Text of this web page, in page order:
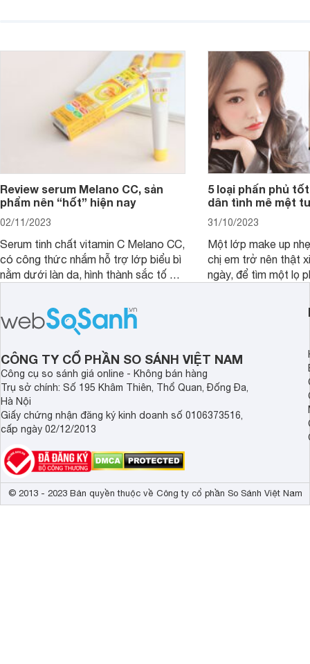
gội, xả, trang bị cả
mà vẫn chưa cải
Review serum Melano CC, sản
phẩm nên “hốt” hiện nay
02/11/2023
Serum tinh chất vitamin C Melano CC,
có công thức nhắm hỗ trợ lớp biểu bì
nằm dưới làn da, hình thành sắc tố da,
5 loại phấn phủ
dân tình mê mệt
31/10/2023
Một lớp make up
chị em trở nên thật
ngày, để tìm một lọ
ngày dài cần đọc
CÔNG TY CỔ PHẦN SO SÁNH VIỆT NAM
Công cụ so sánh giá online - Không bán hàng
Trụ sở chính: Số 195 Khâm Thiên, Thổ Quan, Đống Đa,
Hà Nội
Giấy chứng nhận đăng ký kinh doanh số 0106373516,
cấp ngày 02/12/2013
© 2013 - 2023 Bản quyền thuộc về Công ty cổ phần So Sánh Việt Nam